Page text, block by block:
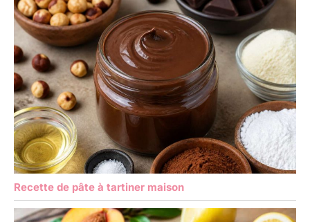
Recette de pâte à tartiner maison